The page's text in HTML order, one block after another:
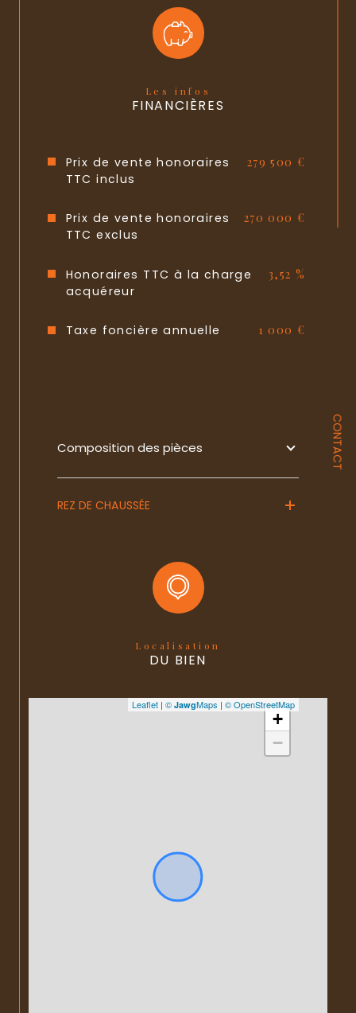
CONTACT
Nb de salle de bains
Nb de salle d'eau
Type de chauffage
Format de chauffage Individuel
Exposition
Quartier Chilvert
Les infos
FINANCIÈRES
Prix de vente honoraires
TTC inclus
279 500 €
Prix de vente honoraires
TTC exclus
270 000 €
Honoraires TTC à la charge
acquéreur
3,52 %
Taxe foncière annuelle 1 000 €
Composition des pièces
REZ DE CHAUSSÉE
Localisation
DU BIEN
+
−
Leaflet | © JawgMaps | © OpenStreetMap